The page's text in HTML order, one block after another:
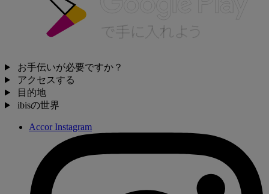
お手伝いが必要ですか？
アクセスする
目的地
ibisの世界
Accor Instagram